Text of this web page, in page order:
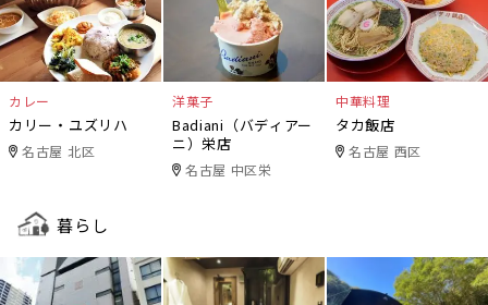
カレー
カリー・ユズリハ
名古屋 北区
洋菓子
Badiani（バディアー
ニ）栄店
名古屋 中区栄
中華料理
タカ飯店
名古屋 西区
暮らし